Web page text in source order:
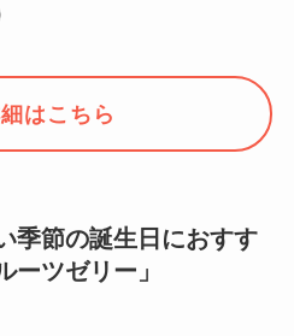
はこちら
季節の誕生日におすす
ーツゼリー」